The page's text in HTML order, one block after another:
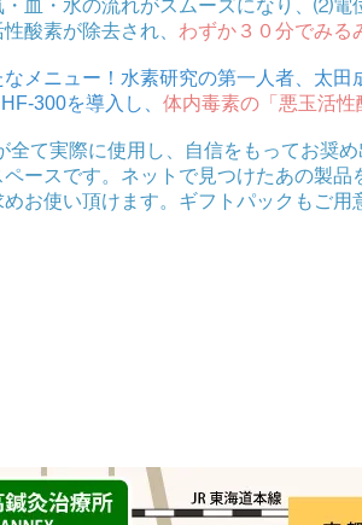
血・水の流れがスムーズになり、⑵電
酸素が除去され、 わずか３０分でみる
メニュー！ 水素研究の第一人者、太田
300を導入し、 体内毒素の「悪玉活性
全て実際に使用し、自信をもってお奨め
ースです。ネットで見つけたあの製
お使い頂けます。ギフトパックもご